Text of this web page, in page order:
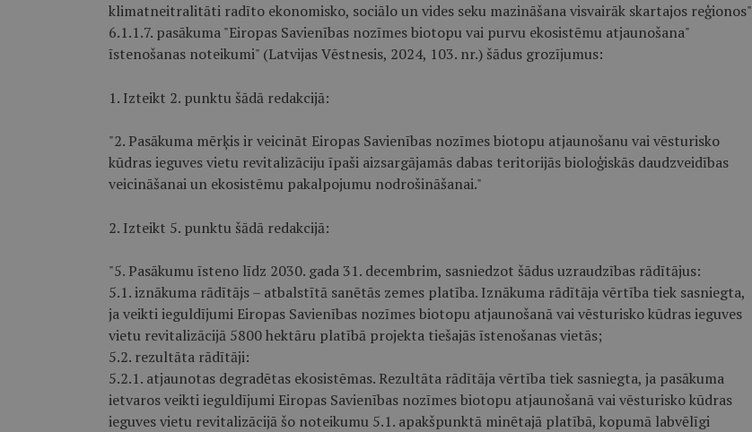
klimatneitralitāti radīto ekonomisko, sociālo un vides seku mazināšana visvairāk skartajos reģionos"
6.1.1.7. pasākuma "Eiropas Savienības nozīmes biotopu vai purvu ekosistēmu atjaunošana"
īstenošanas noteikumi" (Latvijas Vēstnesis, 2024, 103. nr.) šādus grozījumus:
1. Izteikt 2. punktu šādā redakcijā:
"2. Pasākuma mērķis ir veicināt Eiropas Savienības nozīmes biotopu atjaunošanu vai vēsturisko
kūdras ieguves vietu revitalizāciju īpaši aizsargājamās dabas teritorijās bioloģiskās daudzveidības
veicināšanai un ekosistēmu pakalpojumu nodrošināšanai."
2. Izteikt 5. punktu šādā redakcijā:
"5. Pasākumu īsteno līdz 2030. gada 31. decembrim, sasniedzot šādus uzraudzības rādītājus:
5.1. iznākuma rādītājs – atbalstītā sanētās zemes platība. Iznākuma rādītāja vērtība tiek sasniegta,
ja veikti ieguldījumi Eiropas Savienības nozīmes biotopu atjaunošanā vai vēsturisko kūdras ieguves
vietu revitalizācijā 5800 hektāru platībā projekta tiešajās īstenošanas vietās;
5.2. rezultāta rādītāji:
5.2.1. atjaunotas degradētas ekosistēmas. Rezultāta rādītāja vērtība tiek sasniegta, ja pasākuma
ietvaros veikti ieguldījumi Eiropas Savienības nozīmes biotopu atjaunošanā vai vēsturisko kūdras
ieguves vietu revitalizācijā šo noteikumu 5.1. apakšpunktā minētajā platībā, kopumā labvēlīgi